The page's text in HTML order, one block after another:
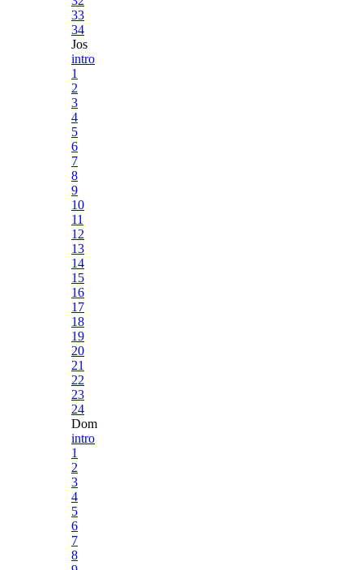
33
34
Jos
intro
1
2
3
4
5
6
7
8
9
10
11
12
13
14
15
16
17
18
19
20
21
22
23
24
Dom
intro
1
2
3
4
5
6
7
8